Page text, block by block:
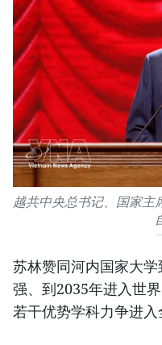
越共中央总书记、国家主
苏林赞同河内国家大
强、到2035年进入世
若干优势学科力争进入